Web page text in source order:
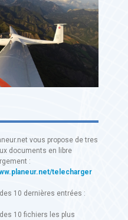
vous propose de tres
documents en libre
:
telecharger
10 dernières entrées :
10 fichiers les plus